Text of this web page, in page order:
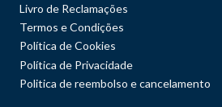
Livro de Reclamações
Termos e Condições
Política de Cookies
Política de Privacidade
Politica de reembolso e cancelamento